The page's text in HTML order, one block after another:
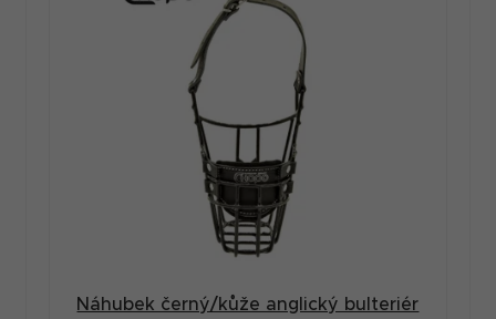
Náhubek černý/kůže anglický bulteriér